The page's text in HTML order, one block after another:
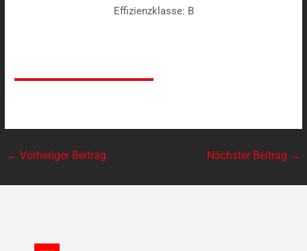
Effizienzklasse: B
← Vorheriger Beitrag Nächster Beitrag →